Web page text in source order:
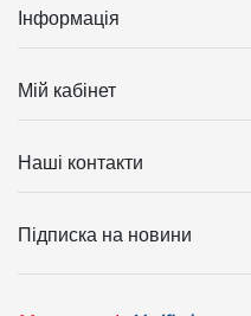
Інформація
Мій кабінет
Наші контакти
Підписка на новини